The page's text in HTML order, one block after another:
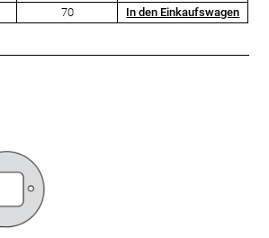
70 In den Einkaufswagen